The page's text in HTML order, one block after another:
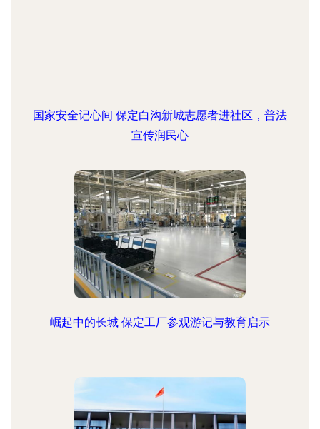
国家安全记心间 保定白沟新城志愿者进社区，普法
宣传润民心
崛起中的长城 保定工厂参观游记与教育启示